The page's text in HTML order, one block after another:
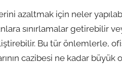
azaltmak için neler
sınırlamalar getirebilir
Bu tür önlemlerle,
cazibesi ne kadar